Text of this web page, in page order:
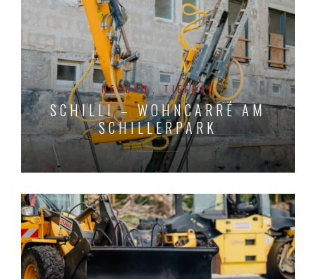
NEUBAU TIEFBAU
SCHILLI – WOHNCARRÉ AM
SCHILLERPARK